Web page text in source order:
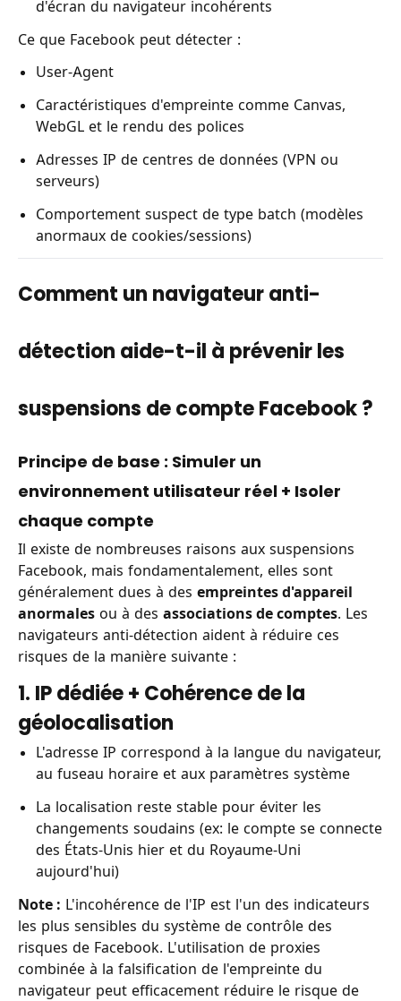
d'écran du navigateur incohérents
Ce que Facebook peut détecter :
User-Agent
Caractéristiques d'empreinte comme Canvas,
WebGL et le rendu des polices
Adresses IP de centres de données (VPN ou
serveurs)
Comportement suspect de type batch (modèles
anormaux de cookies/sessions)
Comment un navigateur anti-
détection aide-t-il à prévenir les
suspensions de compte Facebook ?
Principe de base : Simuler un
environnement utilisateur réel + Isoler
chaque compte
Il existe de nombreuses raisons aux suspensions
Facebook, mais fondamentalement, elles sont
généralement dues à des empreintes d'appareil
anormales ou à des associations de comptes. Les
navigateurs anti-détection aident à réduire ces
risques de la manière suivante :
1. IP dédiée + Cohérence de la
géolocalisation
L'adresse IP correspond à la langue du navigateur,
au fuseau horaire et aux paramètres système
La localisation reste stable pour éviter les
changements soudains (ex: le compte se connecte
des États-Unis hier et du Royaume-Uni
aujourd'hui)
Note : L'incohérence de l'IP est l'un des indicateurs
les plus sensibles du système de contrôle des
risques de Facebook. L'utilisation de proxies
combinée à la falsification de l'empreinte du
navigateur peut efficacement réduire le risque de